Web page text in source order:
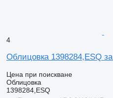
4
Облицовка 1398284,ESQ
Цена при поискване
Облицовка
1398284,ESQ